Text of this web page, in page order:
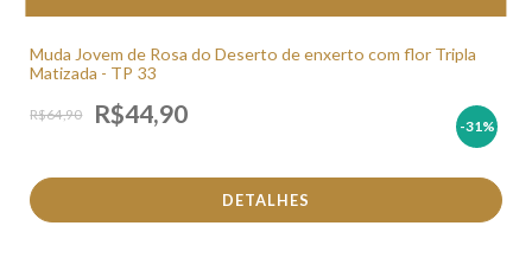
Muda Jovem de Rosa do Deserto de enxerto com flor Tripla
Matizada - TP 33
R$64,90 R$44,90 -31%
DETALHES